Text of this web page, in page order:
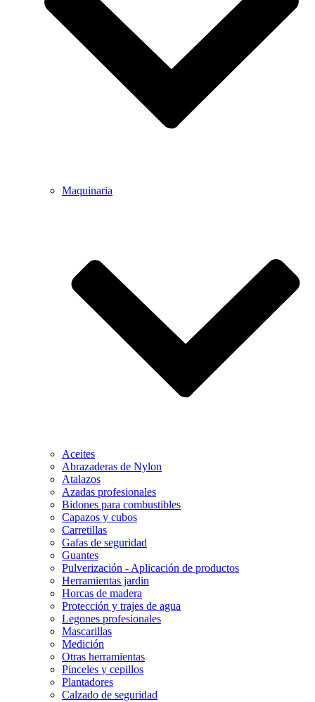
Maquinaria
Aceites
Abrazaderas de Nylon
Atalazos
Azadas profesionales
Bidones para combustibles
Capazos y cubos
Carretillas
Gafas de seguridad
Guantes
Pulverización - Aplicación de productos
Herramientas jardin
Horcas de madera
Protección y trajes de agua
Legones profesionales
Mascarillas
Medición
Otras herramientas
Pinceles y cepillos
Plantadores
Calzado de seguridad